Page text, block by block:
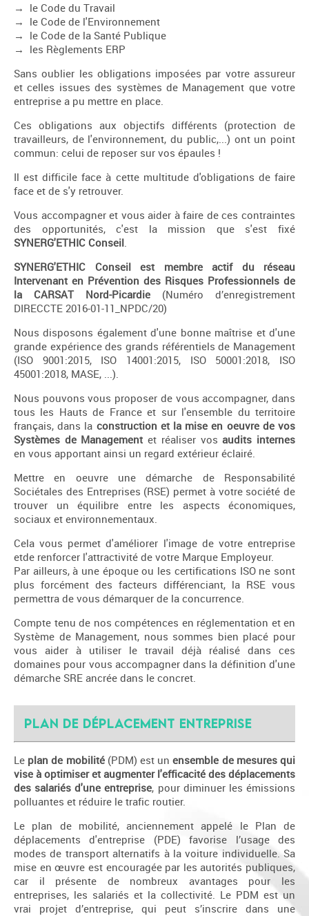
→ le Code du Travail
→ le Code de l'Environnement
→ le Code de la Santé Publique
→ les Règlements ERP
Sans oublier les obligations imposées par votre assureur
et celles issues des systèmes de Management que votre
entreprise a pu mettre en place.
Ces obligations aux objectifs différents (protection de
travailleurs, de l'environnement, du public,...) ont un point
commun: celui de reposer sur vos épaules !
Il est difficile face à cette multitude d'obligations de faire
face et de s'y retrouver.
Vous accompagner et vous aider à faire de ces contraintes
des opportunités, c'est la mission que s'est fixé
SYNERG'ETHIC Conseil.
SYNERG'ETHIC Conseil
est membre actif du réseau
Intervenant en Prévention des Risques Professionnels de
la CARSAT Nord-Picardie (Numéro d’enregistrement
DIRECCTE 2016-01-11_NPDC/20)
Nous disposons également d'une bonne maîtrise et d'une
grande expérience des grands référentiels de Management
(ISO 9001:2015, ISO 14001:2015, ISO 50001:2018, ISO
45001:2018, MASE, ...).
Nous pouvons vous proposer de vous accompagner, dans
tous les Hauts de France et sur l'ensemble du territoire
français, dans la construction et la mise en oeuvre de vos
Systèmes de Management et réaliser vosaudits internes
en vous apportant ainsi un regard extérieur éclairé.
Mettre en oeuvre une démarche de Responsabilité
Sociétales des Entreprises (RSE) permet à votre société de
trouver un équilibre entre les aspects économiques,
sociaux et environnementaux.
Cela vous permet d'améliorer l'image de votre entreprise
etde renforcer l'attractivité de votre Marque Employeur.
Par ailleurs, à une époque ou les certifications ISO ne sont
plus forcément des facteurs différenciant, la RSE vous
permettra de vous démarquer de la concurrence.
Compte tenu de nos compétences en réglementation et en
Système de Management, nous sommes bien placé pour
vous aider à utiliser le travail déjà réalisé dans ces
domaines pour vous accompagner dans la définition d'une
démarche SRE ancrée dans le concret.
Plan de déplacement entreprise
Le plan de mobilité(PDM) est unensemble de mesures qui
vise à optimiser et augmenter l'efficacité des déplacements
des salariés d'une entreprise, pour diminuer les émissions
polluantes et réduire le trafic routier.
Le plan de mobilité, anciennement appelé le Plan de
déplacements d'entreprise (PDE) favorise l’usage des
modes de transport alternatifs à la voiture individuelle. Sa
mise en œuvre est encouragée par les autorités publiques,
car il présente de nombreux avantages pour les
entreprises, les salariés et la collectivité. Le PDM est un
vrai projet d’entreprise, qui peut s’inscrire dans une